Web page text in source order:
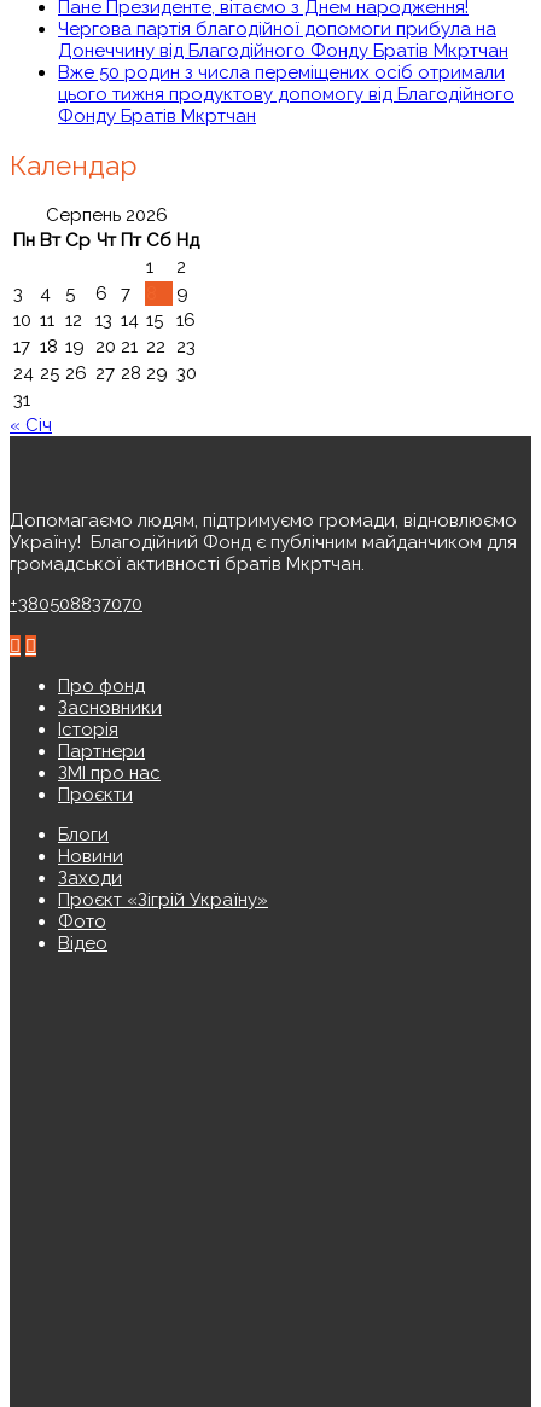
Пане Президенте, вітаємо з Днем народження!
Чергова партія благодійної допомоги прибула на
Донеччину від Благодійного Фонду Братів Мкртчан
Вже 50 родин з числа переміщених осіб отримали
цього тижня продуктову допомогу від Благодійного
Фонду Братів Мкртчан
Календар
Серпень 2026
Пн Вт Ср Чт Пт Сб Нд
1
2
3
4 5 6 7
9
10 11 12 13 14 15
16
17 18 19 20 21 22
23
24 25 26 27 28 29 30
31
« Січ
Допомагаємо людям, підтримуємо громади, відновлюємо
Україну! ️ Благодійний Фонд є публічним майданчиком для
громадської активності братів Мкртчан.
+380508837070
Про фонд
Засновники
Історія
Партнери
ЗМІ про нас
Проєкти
Блоги
Новини
Заходи
Проєкт «Зігрій Україну»
Фото
Відео